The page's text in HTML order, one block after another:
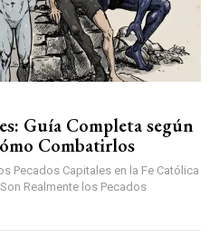
Guía Completa según
Combatirlos
Pecados Capitales en la Fe Católica
Realmente los Pecados